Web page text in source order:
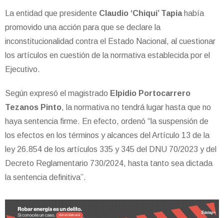
La entidad que presidente Claudio ‘Chiqui’ Tapiahabía
promovido una acción para que se declare la
inconstitucionalidad contra el Estado Nacional, al cuestionar
los artículos en cuestión de la normativa establecida por el
Ejecutivo.
Según expresó el magistrado Elpidio Portocarrero
Tezanos Pinto, la normativa no tendrá lugar hasta que no
haya sentencia firme. En efecto, ordenó “la suspensión de
los efectos en los términos y alcances del Artículo 13 de la
ley 26.854 de los artículos 335 y 345 del DNU 70/2023 y del
Decreto Reglamentario 730/2024, hasta tanto sea dictada
la sentencia definitiva”.